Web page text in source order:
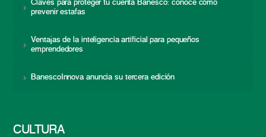
Claves para proteger tu cuenta Banesco: conoce cómo
prevenir estafas
Ventajas de la inteligencia artificial para pequeños
emprendedores
BanescoInnova anuncia su tercera edición
CULTURA